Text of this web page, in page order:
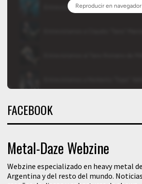
FACEBOOK
Metal-Daze Webzine
Webzine especializado en heavy metal
Argentina y del resto del mundo.